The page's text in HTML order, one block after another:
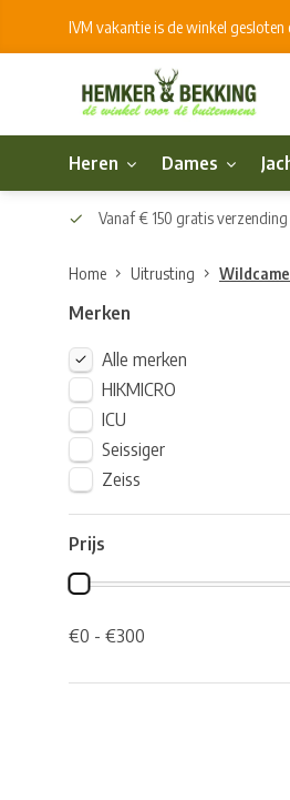
IVM vakantie is de winkel gesloten
Heren Dames
Vanaf € 150 gratis verzending
Home Uitrusting
Merken
Alle merken
HIKMICRO
ICU
Seissiger
Zeiss
Prijs
€0 - €300